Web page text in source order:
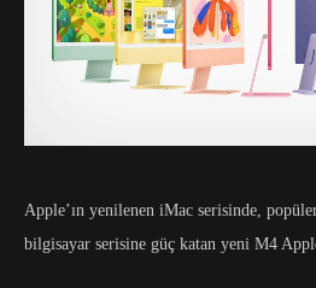
Apple’ın yenilenen iMac serisinde,
bilgisayar serisine güç katan yeni M4